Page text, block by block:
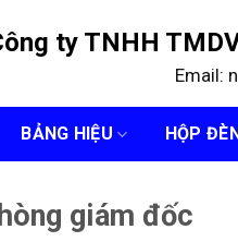
ty TNHH
Email:
BẢNG HIỆU HỘP
giám đốc